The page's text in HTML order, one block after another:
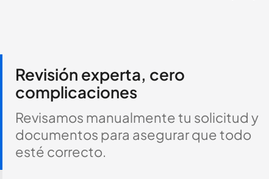
Revisión experta, cero
complicaciones
Revisamos manualmente tu solicitud y
documentos para asegurar que todo
esté correcto.